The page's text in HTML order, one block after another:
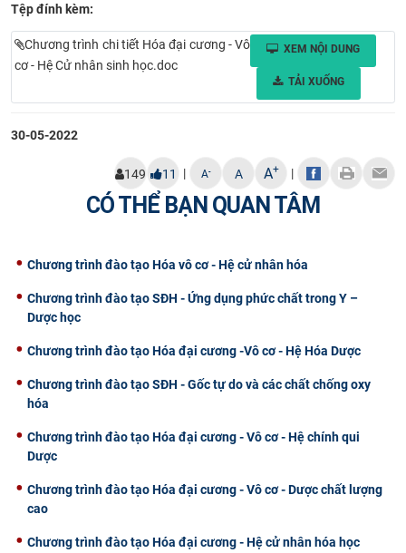
ĐẢM BẢO CHẤT LƯỢNG
KHOA HỌC CÔNG NGHỆ
Tệp đính kèm:
Chương trình chi tiết Hóa đại cương - Vô
cơ - Hệ Cử nhân sinh học.doc
XEM NỘI DUNG
TẢI XUỐNG
30-05-2022
149 11 | A- A A+ |
CÓ THỂ BẠN QUAN TÂM
Chương trình đào tạo Hóa vô cơ - Hệ cử nhân hóa
Chương trình đào tạo SĐH - Ứng dụng phức chất trong Y –
Dược học
Chương trình đào tạo Hóa đại cương -Vô cơ - Hệ Hóa Dược
Chương trình đào tạo SĐH - Gốc tự do và các chất chống oxy
hóa
Chương trình đào tạo Hóa đại cương - Vô cơ - Hệ chính qui
Dược
Chương trình đào tạo Hóa đại cương - Vô cơ - Dược chất lượng
cao
Chương trình đào tạo Hóa đại cương - Hệ cử nhân hóa học